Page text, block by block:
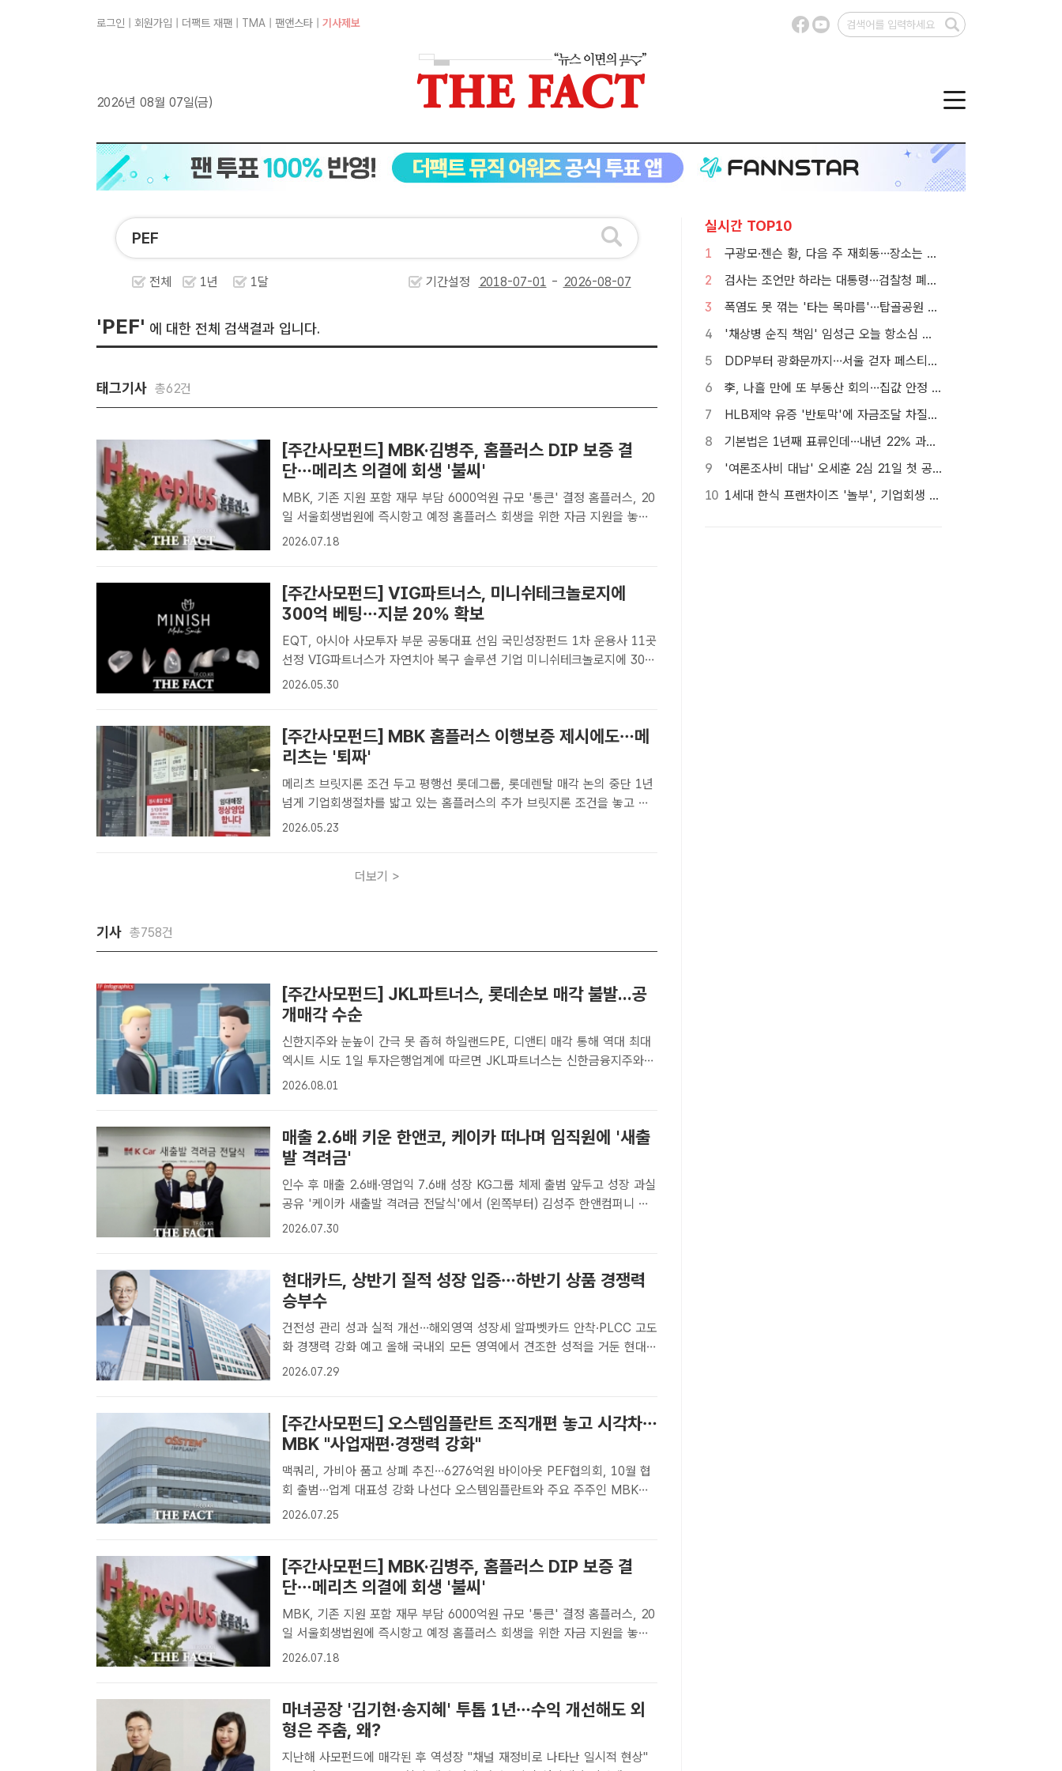
로그인 회원가입 더팩트 재팬 TMA 팬앤스타 기사제보
2026년 08월 07일(금)
전체 1년 1달 기간설정 -
'PEF' 에 대한 전체 검색결과 입니다.
태그기사 총62건
[주간사모펀드] MBK·김병주, 홈플러스 DIP 보증 결
단…메리츠 의결에 회생 '불씨'
MBK, 기존 지원 포함 재무 부담 6000억원 규모 '통큰' 결정 홈플러스, 20
일 서울회생법원에 즉시항고 예정 홈플러스 회생을 위한 자금 지원을 놓고
평행선을 달리던 대주주 MBK파트너스와 최대 채권자 메리츠금융그룹이
2026.07.18
[주간사모펀드] VIG파트너스, 미니쉬테크놀로지에
300억 베팅…지분 20% 확보
EQT, 아시아 사모투자 부문 공동대표 선임 국민성장펀드 1차 운용사 11곳
선정 VIG파트너스가 자연치아 복구 솔루션 기업 미니쉬테크놀로지에 300
억원 규모의 성장자금을 투자했다. /미니쉬테크놀로지[더팩트ㅣ박지웅 기
2026.05.30
[주간사모펀드] MBK 홈플러스 이행보증 제시에도…메
리츠는 '퇴짜'
메리츠 브릿지론 조건 두고 평행선 롯데그룹, 롯데렌탈 매각 논의 중단 1년
넘게 기업회생절차를 밟고 있는 홈플러스의 추가 브릿지론 조건을 놓고 최
대 채권자 메리츠금융그룹과 대주주 MBK파트너스(MBK)가 공방을 벌이고
2026.05.23
더보기 >
기사 총758건
[주간사모펀드] JKL파트너스, 롯데손보 매각 불발...공
개매각 수순
신한지주와 눈높이 간극 못 좁혀 하일랜드PE, 디앤티 매각 통해 역대 최대
엑시트 시도 1일 투자은행업계에 따르면 JKL파트너스는 신한금융지주와
진행한 롯데손해보험 매각 협상에서 고배를 마셨다. /더팩트 DB[더팩트ㅣ
2026.08.01
매출 2.6배 키운 한앤코, 케이카 떠나며 임직원에 '새출
발 격려금'
인수 후 매출 2.6배·영업익 7.6배 성장 KG그룹 체제 출범 앞두고 성장 과실
공유 '케이카 새출발 격려금 전달식'에서 (왼쪽부터) 김성주 한앤컴퍼니 부
사장, 김주환 금속노조 케이카지회 지회장, 정인국 케이카 사장이 기념촬영
2026.07.30
현대카드, 상반기 질적 성장 입증…하반기 상품 경쟁력
승부수
건전성 관리 성과 실적 개선…해외영역 성장세 알파벳카드 안착·PLCC 고도
화 경쟁력 강화 예고 올해 국내외 모든 영역에서 견조한 성적을 거둔 현대카
드가 하반기 우량 회원 확대와 해외 사업 강화에 집중한 것으로 나타났다. /
2026.07.29
[주간사모펀드] 오스템임플란트 조직개편 놓고 시각차…
MBK "사업재편·경쟁력 강화"
맥쿼리, 가비아 품고 상폐 추진…6276억원 바이아웃 PEF협의회, 10월 협
회 출범…업계 대표성 강화 나선다 오스템임플란트와 주요 주주인 MBK파
트너스·UCK파트너스는 최근 불거진 구조조정 논란에 대해 "미래 성장을 위
2026.07.25
[주간사모펀드] MBK·김병주, 홈플러스 DIP 보증 결
단…메리츠 의결에 회생 '불씨'
MBK, 기존 지원 포함 재무 부담 6000억원 규모 '통큰' 결정 홈플러스, 20
일 서울회생법원에 즉시항고 예정 홈플러스 회생을 위한 자금 지원을 놓고
평행선을 달리던 대주주 MBK파트너스와 최대 채권자 메리츠금융그룹이
2026.07.18
마녀공장 '김기현·송지혜' 투톱 1년…수익 개선해도 외
형은 주춤, 왜?
지난해 사모펀드에 매각된 후 역성장 "채널 재정비로 나타난 일시적 현상"
실시간 TOP10
1
구광모·젠슨 황, 다음 주 재회동…장소는 실리콘밸리
2
검사는 조언만 하라는 대통령…검찰청 폐지 앞둔 합수본 '딜레마'
3
폭염도 못 꺾는 '타는 목마름'…탑골공원 아리수 냉장고 가보니
4
'채상병 순직 책임' 임성근 오늘 항소심 선고…1심 징역 3년
5
DDP부터 광화문까지…서울 걷자 페스티벌 참가자 5000명 모집
6
李, 나흘 만에 또 부동산 회의…집값 안정 승부처 '공급' 점검
7
HLB제약 유증 '반토막'에 자금조달 차질…R&D 줄이고 채무상환금 제외
8
기본법은 1년째 표류인데…내년 22% 과세 강행, 가상자산 투자자 반발 확산
9
'여론조사비 대납' 오세훈 2심 21일 첫 공판…1심 당선무효형
10
1세대 한식 프랜차이즈 '놀부', 기업회생 신청…11일 대표자 심문